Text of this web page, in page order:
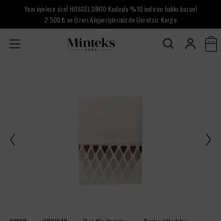
Yeni üyelere özel HOSGELDİN10 Koduyla %10 indirim hakkı kazan!
2.500 ₺ ve Üzeri Alışverişlerinizde Ücretsiz Kargo